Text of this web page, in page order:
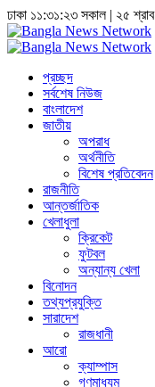
ঢাকা ১১:৩১:২৩ সকাল| ২৫
প্রচ্ছদ
সর্বশেষ নিউজ
বাংলাদেশ
জাতীয়
অপরাধ
অর্থনীতি
বিশেষ প্রতিবেদন
রাজনীতি
আন্তর্জাতিক
খেলাধুলা
ক্রিকেট
ফুটবল
অন্যান্য খেলা
বিনোদন
তথ্যপ্রযুক্তি
সারাদেশ
রাজধানী
আরো
ক্যাম্পাস
গণমাধ্যম